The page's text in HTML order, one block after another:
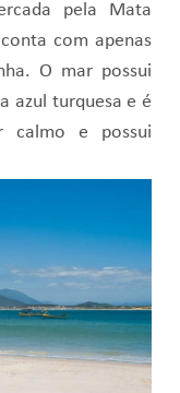
pela Mata
com apenas
O mar possui
azul turquesa e é
calmo e possui